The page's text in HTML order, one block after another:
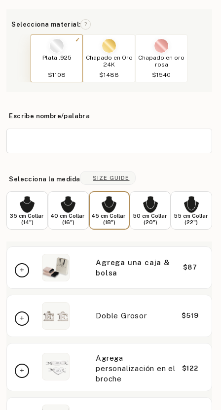
Selecciona material: ?
Plata .925
$1108
Chapado en Oro
24K
$1488
Chapado en oro
rosa
$1540
Escribe nombre/palabra
Selecciona la medida SIZE GUIDE
35 cm Collar
(14")
40 cm Collar
(16")
45 cm Collar
(18")
50 cm Collar
(20")
55 cm Collar
(22")
Agrega una caja &
bolsa
$87
Doble Grosor $519
Agrega
personalización en el
broche
$122